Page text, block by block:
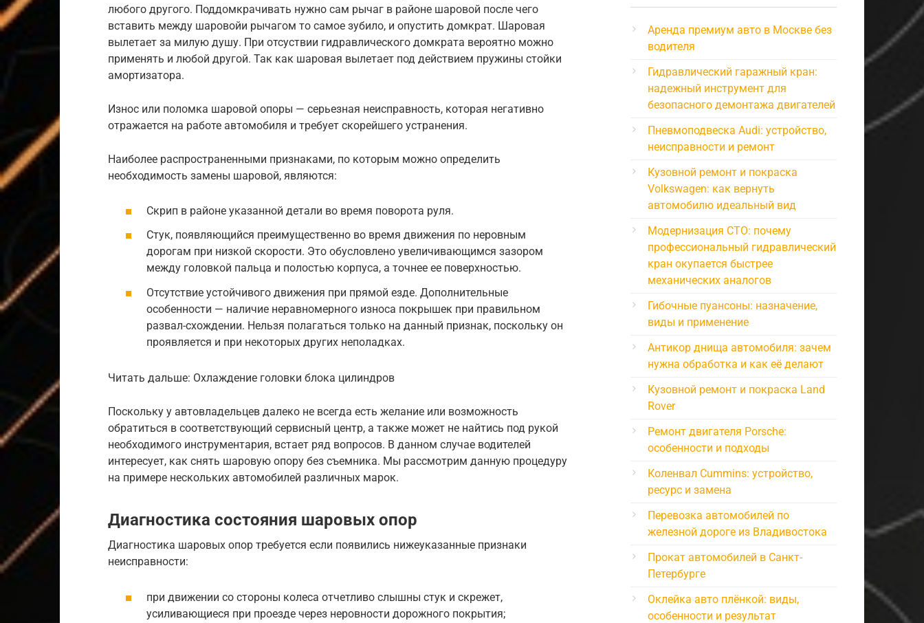
любого другого. Поддомкрачивать нужно сам рычаг в районе шаровой после чего
вставить между шаровойи рычагом то самое зубило, и опустить домкрат. Шаровая
вылетает за милую душу. При отсуствии гидравлического домкрата вероятно можно
применять и любой другой. Так как шаровая вылетает под действием пружины стойки
амортизатора.
Износ или поломка шаровой опоры — серьезная неисправность, которая негативно
отражается на работе автомобиля и требует скорейшего устранения.
Наиболее распространенными признаками, по которым можно определить
необходимость замены шаровой, являются:
Скрип в районе указанной детали во время поворота руля.
Стук, появляющийся преимущественно во время движения по неровным
дорогам при низкой скорости. Это обусловлено увеличивающимся зазором
между головкой пальца и полостью корпуса, а точнее ее поверхностью.
Отсутствие устойчивого движения при прямой езде. Дополнительные
особенности — наличие неравномерного износа покрышек при правильном
развал-схождении. Нельзя полагаться только на данный признак, поскольку он
проявляется и при некоторых других неполадках.
Читать дальше: Охлаждение головки блока цилиндров
Поскольку у автовладельцев далеко не всегда есть желание или возможность
обратиться в соответствующий сервисный центр, а также может не найтись под рукой
необходимого инструментария, встает ряд вопросов. В данном случае водителей
интересует, как снять шаровую опору без съемника. Мы рассмотрим данную процедуру
на примере нескольких автомобилей различных марок.
Диагностика состояния шаровых опор
Диагностика шаровых опор требуется если появились нижеуказанные признаки
неисправности:
при движении со стороны колеса отчетливо слышны стук и скрежет,
усиливающиеся при проезде через неровности дорожного покрытия;
Аренда премиум авто в Москве без
водителя
Гидравлический гаражный кран:
надежный инструмент для
безопасного демонтажа двигателей
Пневмоподвеска Audi: устройство,
неисправности и ремонт
Кузовной ремонт и покраска
Volkswagen: как вернуть
автомобилю идеальный вид
Модернизация СТО: почему
профессиональный гидравлический
кран окупается быстрее
механических аналогов
Гибочные пуансоны: назначение,
виды и применение
Антикор днища автомобиля: зачем
нужна обработка и как её делают
Кузовной ремонт и покраска Land
Rover
Ремонт двигателя Porsche:
особенности и подходы
Коленвал Cummins: устройство,
ресурс и замена
Перевозка автомобилей по
железной дороге из Владивостока
Прокат автомобилей в Санкт-
Петербурге
Оклейка авто плёнкой: виды,
особенности и результат